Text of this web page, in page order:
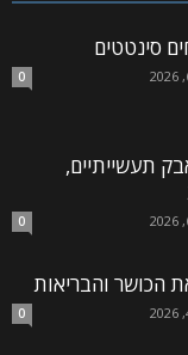
סינטטים
0
תעשייתיים,
0
הכושר והבריאות
0